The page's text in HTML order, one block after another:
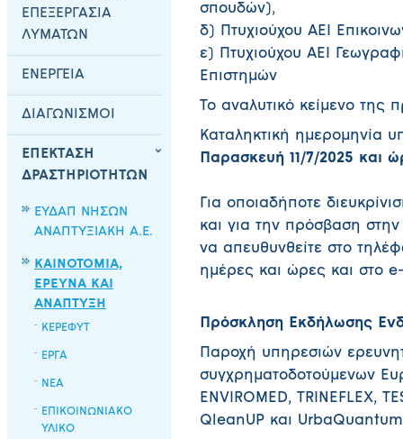
ΕΠΕΞΕΡΓΑΣΙΑ
ΛΥΜΑΤΩΝ
ΕΝΕΡΓΕΙΑ
ΔΙΑΓΩΝΙΣΜΟΙ
ΕΠΕΚΤΑΣΗ
ΔΡΑΣΤΗΡΙΟΤΗΤΩΝ
ΕΥΔΑΠ ΝΗΣΩΝ
ΑΝΑΠΤΥΞΙΑΚΗ Α.Ε.
ΚΑΙΝΟΤΟΜΙΑ,
ΕΡΕΥΝΑ ΚΑΙ
ΑΝΑΠΤΥΞΗ
ΚΕΡΕΦΥΤ
ΕΡΓΑ
ΝΕΑ
ΕΠΙΚΟΙΝΩΝΙΑΚΟ
ΥΛΙΚΟ
σπουδών),
δ) Πτυχιούχου ΑΕΙ
ε) Πτυχιούχου ΑΕΙ
Επιστημών
Το αναλυτικό κείμενο της
Καταληκτική ημερομηνία
Παρασκευή 11/7/2025 και
Για οποιαδήποτε
και για την πρόσβαση
να απευθυνθείτε στο
ημέρες και ώρες και στο
Πρόσκληση Εκδήλωσης
Παροχή υπηρεσιών
συγχρηματοδοτούμενων
ENVIROMED, TRINEFLEX,
QleanUP και UrbaQuantum